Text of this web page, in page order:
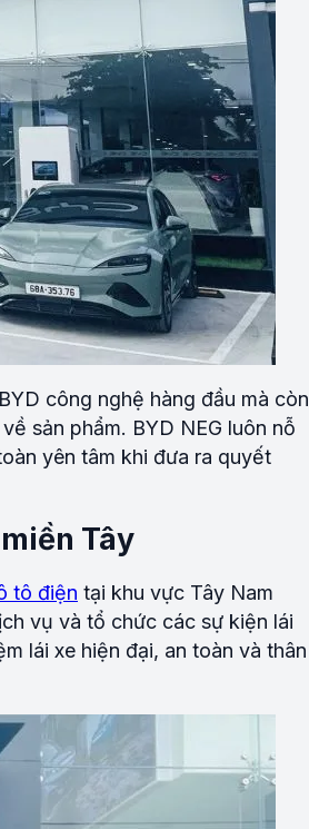
công nghệ hàng đầu mà còn
sản phẩm. BYD NEG luôn nỗ
yên tâm khi đưa ra quyết
Tây
tô điện tại khu vực Tây Nam
vụ và tổ chức các sự kiện lái
lái xe hiện đại, an toàn và thân